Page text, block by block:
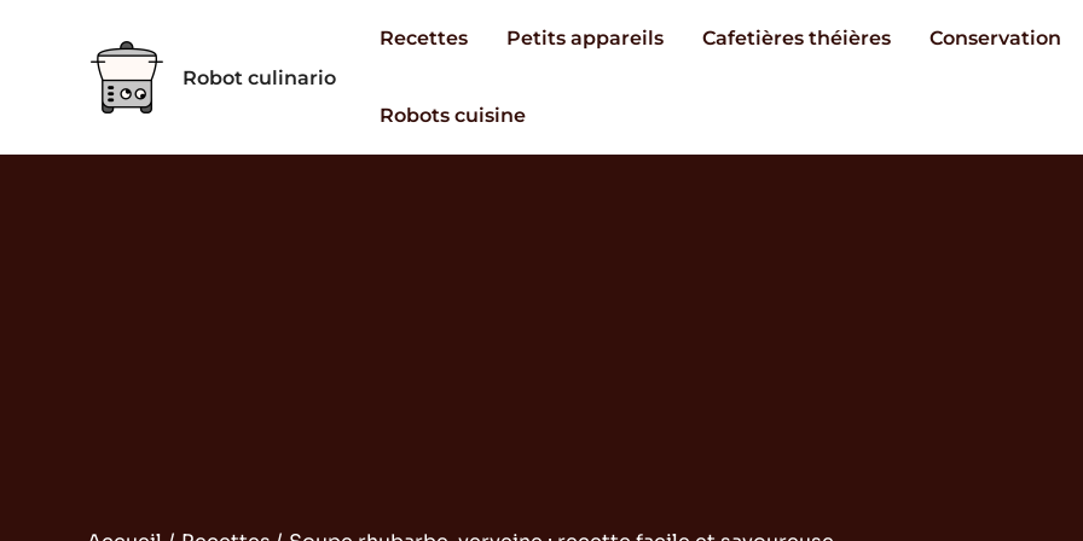
Robot culinario
Recettes Petits appareils Cafetières théières Conservation
Robots cuisine